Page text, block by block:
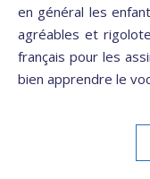
en général les
agréables et
français pour les
bien apprendre le